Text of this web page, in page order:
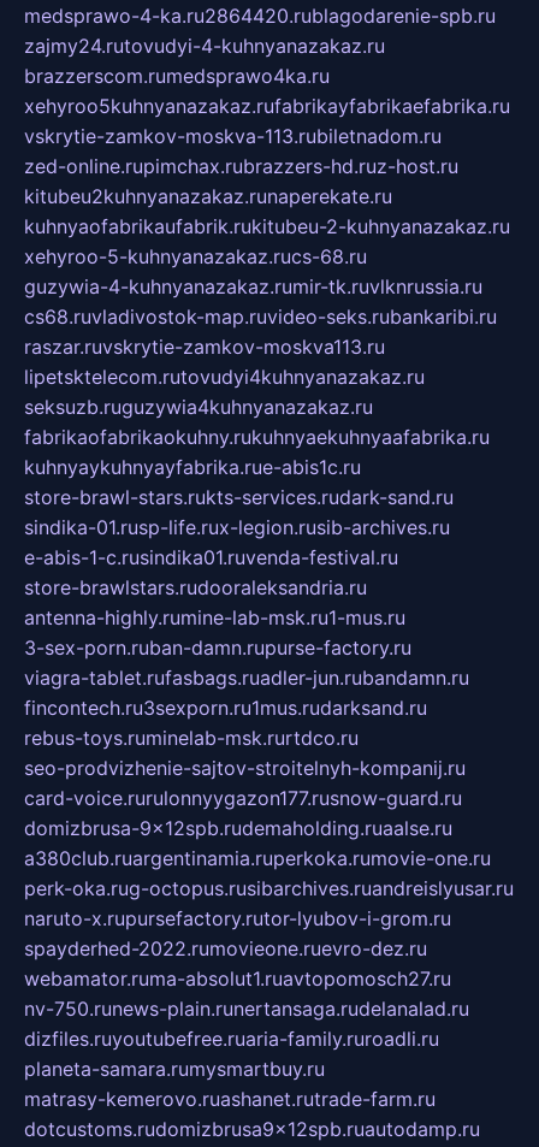
medsprawo-4-ka.ru2864420.rublagodarenie-spb.ru
zajmy24.rutovudyi-4-kuhnyanazakaz.ru
brazzerscom.rumedsprawo4ka.ru
xehyroo5kuhnyanazakaz.rufabrikayfabrikaefabrika.ru
vskrytie-zamkov-moskva-113.rubiletnadom.ru
zed-online.rupimchax.rubrazzers-hd.ruz-host.ru
kitubeu2kuhnyanazakaz.runaperekate.ru
kuhnyaofabrikaufabrik.rukitubeu-2-kuhnyanazakaz.ru
xehyroo-5-kuhnyanazakaz.rucs-68.ru
guzywia-4-kuhnyanazakaz.rumir-tk.ruvlknrussia.ru
cs68.ruvladivostok-map.ruvideo-seks.rubankaribi.ru
raszar.ruvskrytie-zamkov-moskva113.ru
lipetsktelecom.rutovudyi4kuhnyanazakaz.ru
seksuzb.ruguzywia4kuhnyanazakaz.ru
fabrikaofabrikaokuhny.rukuhnyaekuhnyaafabrika.ru
kuhnyaykuhnyayfabrika.rue-abis1c.ru
store-brawl-stars.rukts-services.rudark-sand.ru
sindika-01.rusp-life.rux-legion.rusib-archives.ru
e-abis-1-c.rusindika01.ruvenda-festival.ru
store-brawlstars.rudooraleksandria.ru
antenna-highly.rumine-lab-msk.ru1-mus.ru
3-sex-porn.ruban-damn.rupurse-factory.ru
viagra-tablet.rufasbags.ruadler-jun.rubandamn.ru
fincontech.ru3sexporn.ru1mus.rudarksand.ru
rebus-toys.ruminelab-msk.rurtdco.ru
seo-prodvizhenie-sajtov-stroitelnyh-kompanij.ru
card-voice.rurulonnyygazon177.rusnow-guard.ru
domizbrusa-9x12spb.rudemaholding.ruaalse.ru
a380club.ruargentinamia.ruperkoka.rumovie-one.ru
perk-oka.rug-octopus.rusibarchives.ruandreislyusar.ru
naruto-x.rupursefactory.rutor-lyubov-i-grom.ru
spayderhed-2022.rumovieone.ruevro-dez.ru
webamator.ruma-absolut1.ruavtopomosch27.ru
nv-750.runews-plain.runertansaga.rudelanalad.ru
dizfiles.ruyoutubefree.ruaria-family.ruroadli.ru
planeta-samara.rumysmartbuy.ru
matrasy-kemerovo.ruashanet.rutrade-farm.ru
dotcustoms.rudomizbrusa9x12spb.ruautodamp.ru